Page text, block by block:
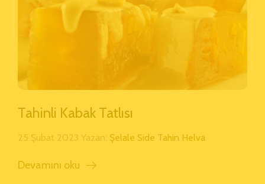
Tahinli Kabak Tatlısı
25 Şubat 2023 Yazan: Şelale Side Tahin Helva
Devamını oku